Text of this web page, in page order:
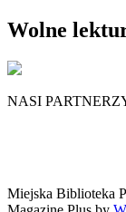
Wolne
NASI
Miejska Biblioteka